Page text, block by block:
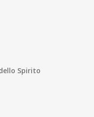
Spirito